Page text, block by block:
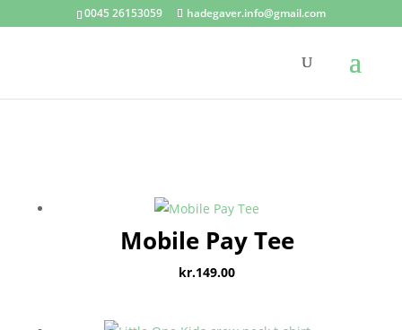
0045 26153059 hadegaver.info@gmail.com
Mobile Pay Tee
kr.149.00